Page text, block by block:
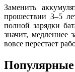
Заменить
прошествии 3–5
полной зарядки
значит, медленнее
вовсе перестает